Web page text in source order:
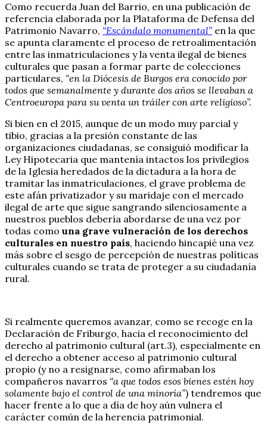
Como recuerda Juan del Barrio, en una publicación de
referencia elaborada por la Plataforma de Defensa del
Patrimonio Navarro, “Escándalo monumental” en la que
se apunta claramente el proceso de retroalimentación
entre las inmatriculaciones y la venta ilegal de bienes
culturales que pasan a formar parte de colecciones
particulares, “en la Diócesis de Burgos era conocido por
todos que semanalmente y durante dos años se llevaban a
Centroeuropa para su venta un tráiler con arte religioso”.
Si bien en el 2015, aunque de un modo muy parcial y
tibio, gracias a la presión constante de las
organizaciones ciudadanas, se consiguió modificar la
Ley Hipotecaria que mantenía intactos los privilegios
de la Iglesia heredados de la dictadura a la hora de
tramitar las inmatriculaciones, el grave problema de
este afán privatizador y su maridaje con el mercado
ilegal de arte que sigue sangrando silenciosamente a
nuestros pueblos debería abordarse de una vez por
todas comouna grave vulneración de los derechos
culturales en nuestro país, haciendo hincapié una vez
más sobre el sesgo de percepción de nuestras políticas
culturales cuando se trata de proteger a su ciudadanía
rural.
Si realmente queremos avanzar, como se recoge en la
Declaración de Friburgo, hacia el reconocimiento del
derecho al patrimonio cultural (art.3), especialmente en
el derecho a obtener acceso al patrimonio cultural
propio (y no a resignarse, como afirmaban los
compañeros navarros “a que todos esos bienes estén hoy
solamente bajo el control de una minoría”) tendremos que
hacer frente a lo que a día de hoy aún vulnera el
carácter común de la herencia patrimonial.